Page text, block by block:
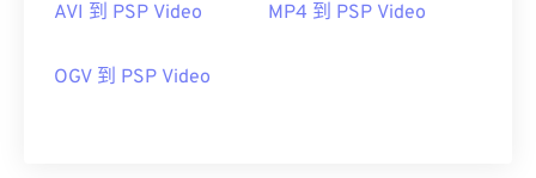
AVI 到 PSP Video MP4 到 PSP Video
OGV 到 PSP Video